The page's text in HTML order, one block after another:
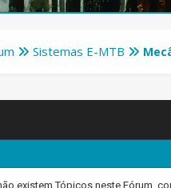
Sistemas E-MTB
existem Tópicos neste Fórum,